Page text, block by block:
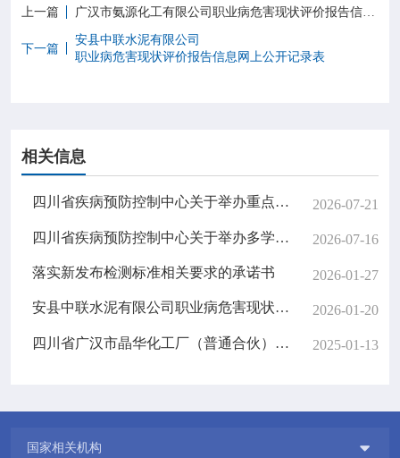
上一篇 广汉市氨源化工有限公司职业病危害现状评价报告信息网上公开记录表
下一篇
安县中联水泥有限公司
职业病危害现状评价报告信息网上公开记录表
相关信息
四川省疾病预防控制中心关于举办重点病毒性传染病实验室检测技术进展与检测能力提升培训班的公告 2026-07-21
四川省疾病预防控制中心关于举办多学科融合职业健康检查与职业病诊断能力提升培训班的公告 2026-07-16
落实新发布检测标准相关要求的承诺书 2026-01-27
安县中联水泥有限公司职业病危害现状评价报告信息网上公开记录表 2026-01-20
四川省广汉市晶华化工厂（普通合伙）职业病危害现状评价报告信息网上公开记录表 2025-01-13
国家相关机构 